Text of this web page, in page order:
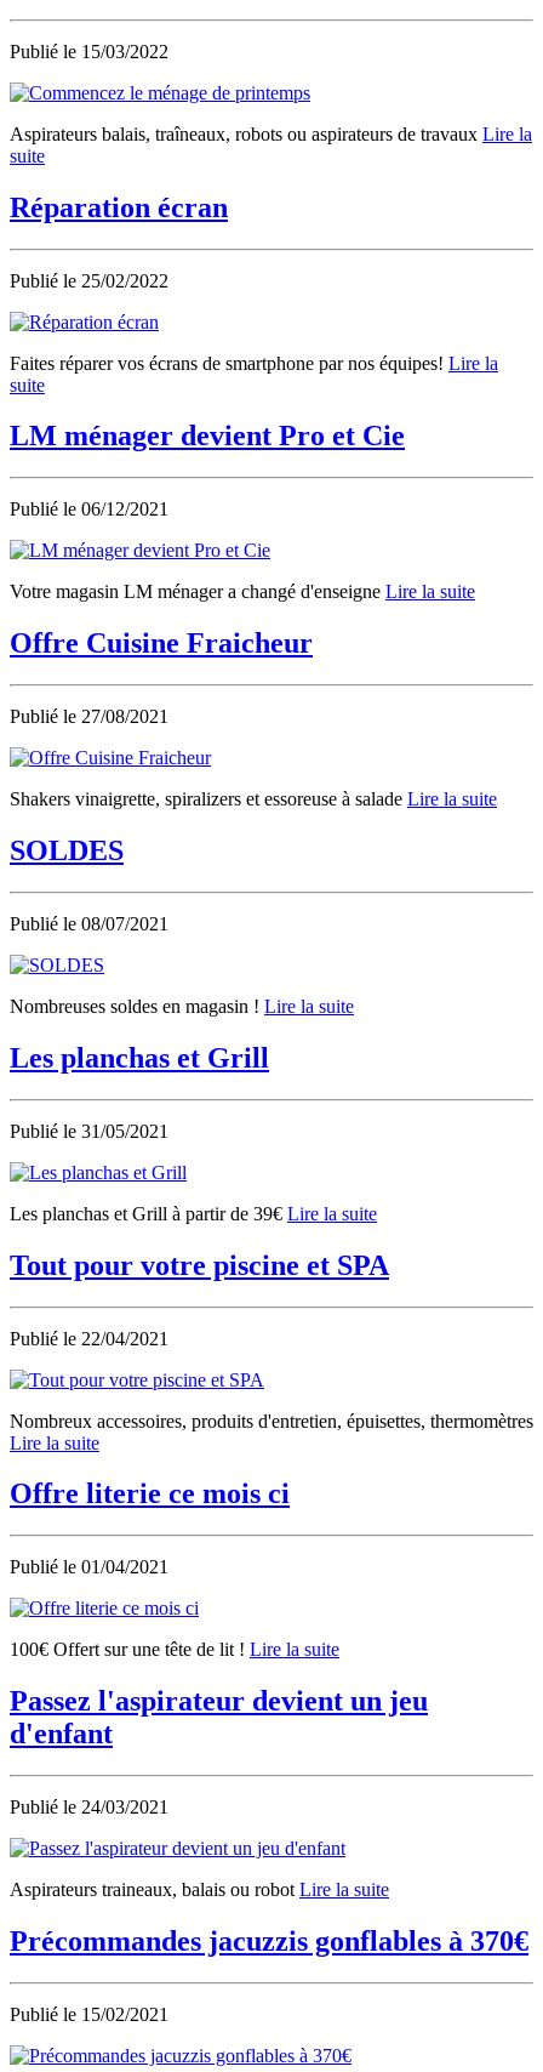
Publié le 15/03/2022
Aspirateurs balais, traîneaux, robots ou aspirateurs de travaux Lire la
suite
Réparation écran
Publié le 25/02/2022
Faites réparer vos écrans de smartphone par nos équipes! Lire la
suite
LM ménager devient Pro et Cie
Publié le 06/12/2021
Votre magasin LM ménager a changé d'enseigne Lire la suite
Offre Cuisine Fraicheur
Publié le 27/08/2021
Shakers vinaigrette, spiralizers et essoreuse à salade Lire la suite
SOLDES
Publié le 08/07/2021
Nombreuses soldes en magasin ! Lire la suite
Les planchas et Grill
Publié le 31/05/2021
Les planchas et Grill à partir de 39€ Lire la suite
Tout pour votre piscine et SPA
Publié le 22/04/2021
Nombreux accessoires, produits d'entretien, épuisettes, thermomètres
Lire la suite
Offre literie ce mois ci
Publié le 01/04/2021
100€ Offert sur une tête de lit ! Lire la suite
Passez l'aspirateur devient un jeu
d'enfant
Publié le 24/03/2021
Aspirateurs traineaux, balais ou robot Lire la suite
Précommandes jacuzzis gonflables à 370€
Publié le 15/02/2021